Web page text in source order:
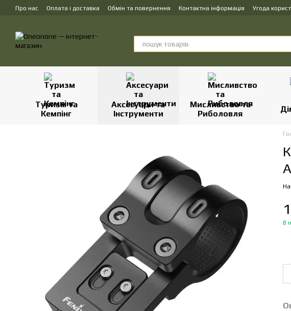
Перейти до основного контенту
Про нас Оплата і доставка Обмін та повернення Контактна інформація Угода
Туризм та
Кемпінг
Аксесуари та
Інструменти
Мисливство та
Риболовля
В